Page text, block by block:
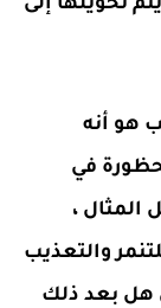
هو أنه
في
المثال ،
والتعذيب
هل بعد ذلك